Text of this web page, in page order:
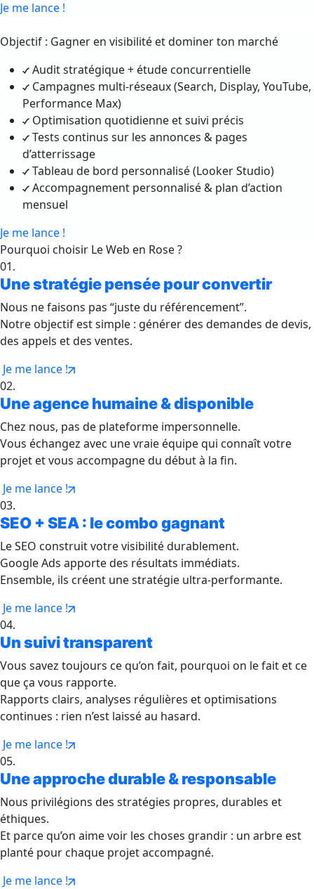
Je me lance !
Objectif : Gagner en visibilité et dominer ton marché
Audit stratégique + étude concurrentielle
Campagnes multi-réseaux (Search, Display, YouTube,
Performance Max)
Optimisation quotidienne et suivi précis
Tests continus sur les annonces & pages
d’atterrissage
Tableau de bord personnalisé (Looker Studio)
Accompagnement personnalisé & plan d’action
mensuel
Je me lance !
Pourquoi choisir Le Web en Rose ?
01.
Une stratégie pensée pour convertir
Nous ne faisons pas “juste du référencement”.
Notre objectif est simple : générer des demandes de devis,
des appels et des ventes.
Je me lance !
02.
Une agence humaine & disponible
Chez nous, pas de plateforme impersonnelle.
Vous échangez avec une vraie équipe qui connaît votre
projet et vous accompagne du début à la fin.
Je me lance !
03.
SEO + SEA : le combo gagnant
Le SEO construit votre visibilité durablement.
Google Ads apporte des résultats immédiats.
Ensemble, ils créent une stratégie ultra-performante.
Je me lance !
04.
Un suivi transparent
Vous savez toujours ce qu’on fait, pourquoi on le fait et ce
que ça vous rapporte.
Rapports clairs, analyses régulières et optimisations
continues : rien n’est laissé au hasard.
Je me lance !
05.
Une approche durable & responsable
Nous privilégions des stratégies propres, durables et
éthiques.
Et parce qu’on aime voir les choses grandir : un arbre est
planté pour chaque projet accompagné.
Je me lance !